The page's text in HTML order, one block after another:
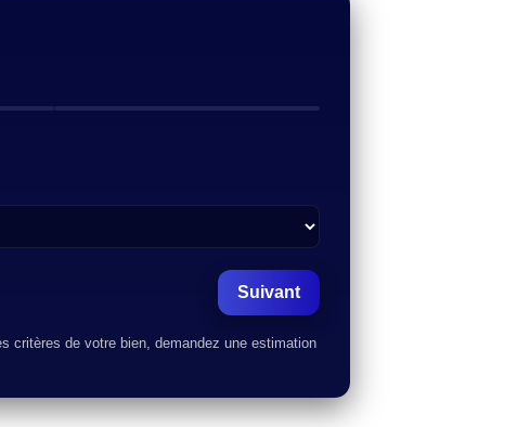
Suivant
critères de votre bien, demandez une estimation